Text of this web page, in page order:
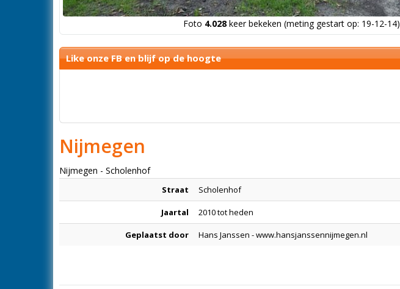
Foto 4.028keer bekeken (meting gestart op: 19-12-14)
Like onze FB en blijf op de hoogte
Nijmegen
Nijmegen - Scholenhof
Straat Scholenhof
Jaartal 2010 tot heden
Geplaatst door Hans Janssen - www.hansjanssennijmegen.nl